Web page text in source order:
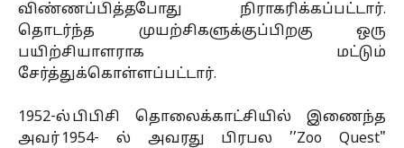
விண்ணப்பித்தபோது நிராகரிக்கப்பட்டார்.
தொடர்ந்த முயற்சிகளுக்குப்பிறகு ஒரு
பயிற்சியாளராக மட்டும்
சேர்த்துக்கொள்ளப்பட்டார்.
1952-ல் பிபிசி தொலைக்காட்சியில் இணைந்த
அவர் 1954- ல் அவரது பிரபல ’’Zoo Quest"